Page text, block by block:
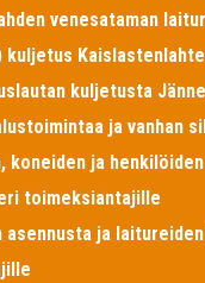
venesataman
kuljetus
kuljetusta
ja vanhan
koneiden ja
toimeksiantajille
asennusta ja